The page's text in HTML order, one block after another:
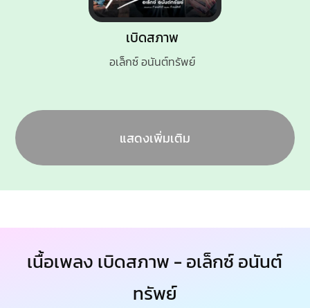
เบิดสภาพ
อเล็กซ์ อนันต์ทรัพย์
แสดงเพิ่มเติม
เนื้อเพลง เบิดสภาพ - อเล็กซ์ อนันต์
ทรัพย์